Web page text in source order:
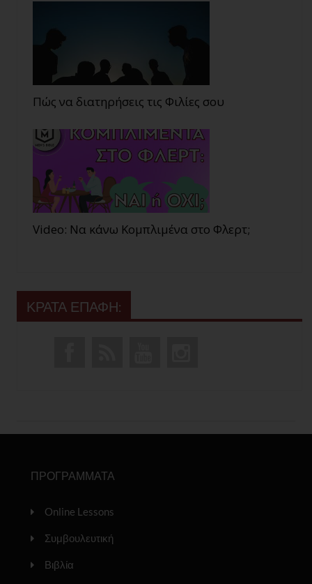
Πώς να διατηρήσεις τις Φιλίες σου
Video: Να κάνω Κομπλιμένα στο Φλερτ;
ΚΡΑΤΑ ΕΠΑΦΗ:
ΠΡΟΓΡΑΜΜΑΤΑ
Online Lessons
Συμβουλευτική
Βιβλία